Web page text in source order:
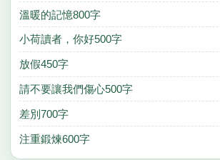
溫暖的記憶800字
小荷讀者，你好500字
放假450字
請不要讓我們傷心500字
差別700字
注重鍛煉600字